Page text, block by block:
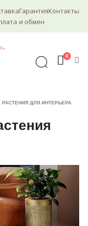
Гарантия
и обмен
Контакты
0
ДЛЯ ИНТЕРЬЕРА